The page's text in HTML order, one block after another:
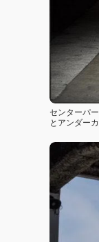
センターパ
とアンダー